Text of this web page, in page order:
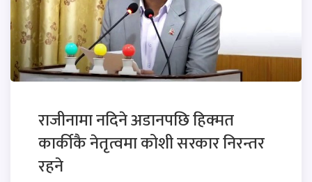
राजीनामा नदिने अडानपछि हिक्मत
कार्कीकै नेतृत्वमा कोशी सरकार निरन्तर
रहने